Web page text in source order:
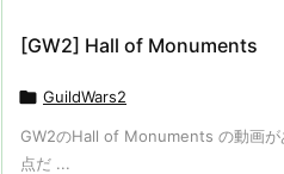
[GW2] Hall of Monuments
 GuildWars2
GW2のHall of Monuments の動画が
点だ ...